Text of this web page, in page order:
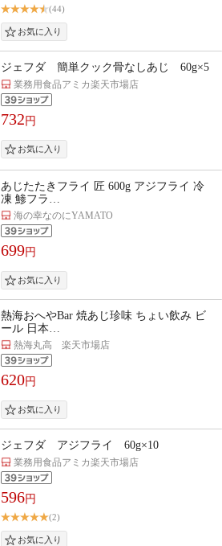
(44)
ジェフダ 簡単クック骨なしあじ 60g×5
業務用食品アミカ楽天市場店
732 円
あじたたきフライ 匠 600g アジフライ 冷
凍 鯵フラ…
海の幸なのにYAMATO
699円
熱海おへやBar 焼あじ珍味 ちょい飲み ビ
ール 日本…
熱海丸高 楽天市場店
620円
ジェフダ アジフライ 60g×10
業務用食品アミカ楽天市場店
596円
(2)